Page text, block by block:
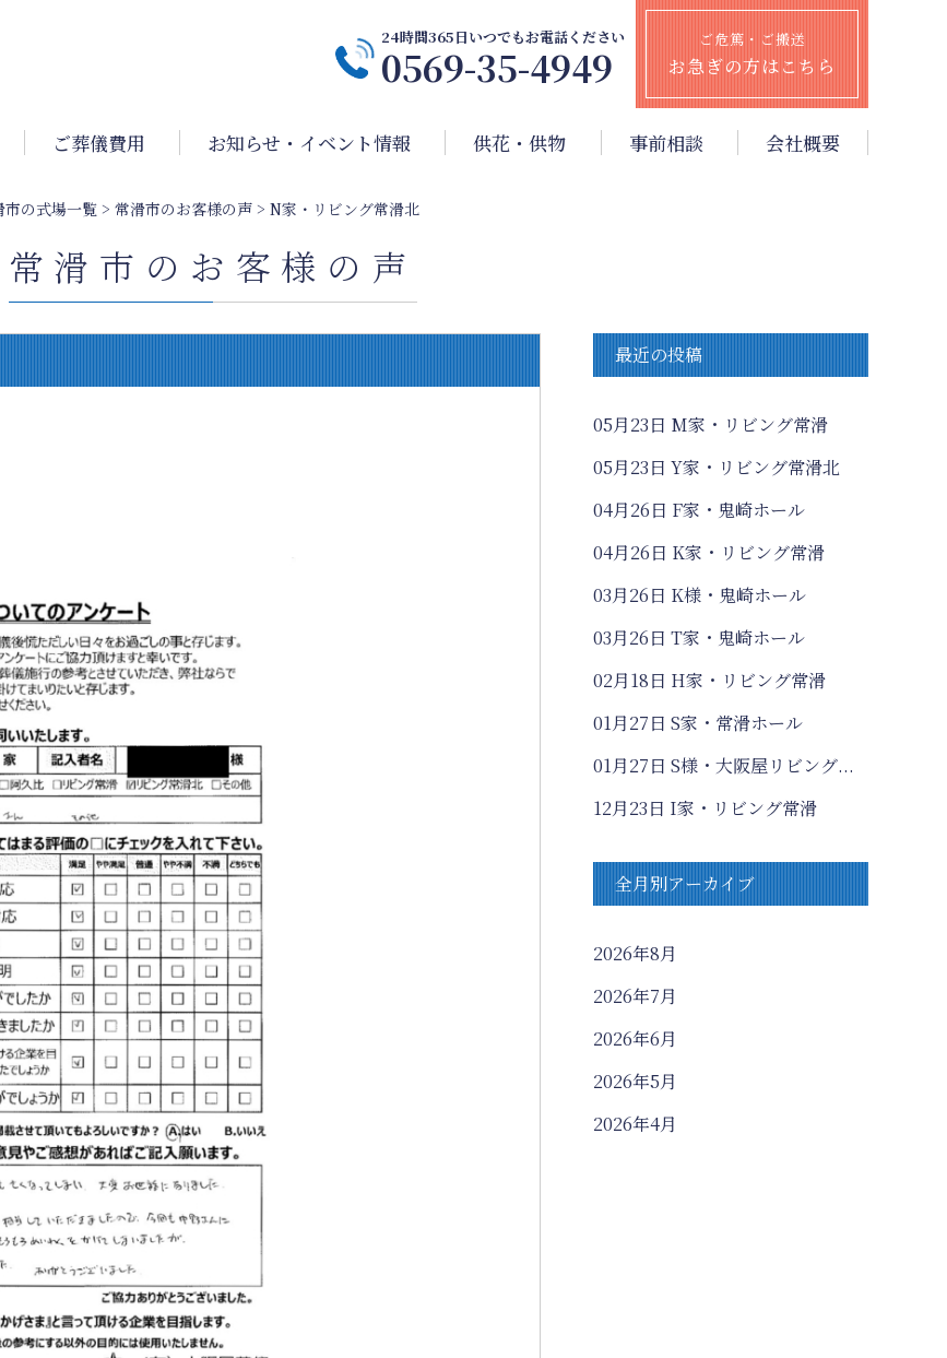
24時間365日いつでもお電話ください
0569-35-4949
ご危篤・ご搬送
お急ぎの方はこちら
ご葬儀費用 お知らせ・イベント情報 供花・供物 事前相談 会社概要
市の式場一覧 > 常滑市のお客様の声 > N家・リビング常滑北
常滑市のお客様の声
最近の投稿
05月23日 M家・リビング常滑
05月23日 Y家・リビング常滑北
04月26日 F家・鬼崎ホール
04月26日 K家・リビング常滑
03月26日 K様・鬼崎ホール
03月26日 T家・鬼崎ホール
02月18日 H家・リビング常滑
01月27日 S家・常滑ホール
01月27日 S様・大阪屋リビング...
12月23日 I家・リビング常滑
全月別アーカイブ
2026年8月
2026年7月
2026年6月
2026年5月
2026年4月